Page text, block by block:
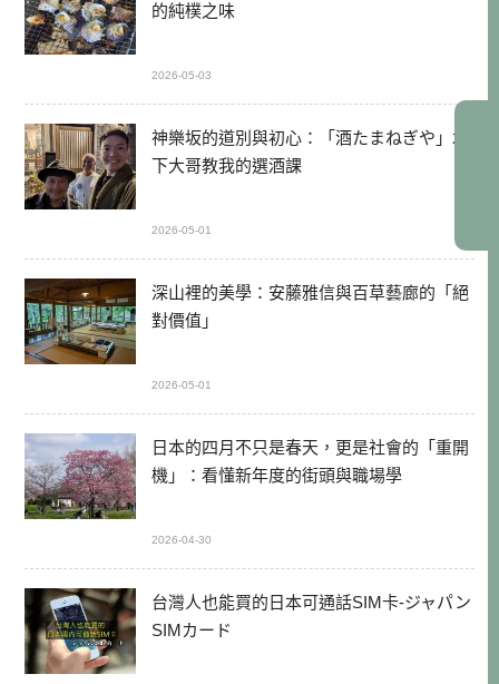
的純樸之味
2026-05-03
神樂坂的道別與初心：「酒たまねぎや」木
下大哥教我的選酒課
2026-05-01
深山裡的美學：安藤雅信與百草藝廊的「絕
對價值」
2026-05-01
日本的四月不只是春天，更是社會的「重開
機」：看懂新年度的街頭與職場學
2026-04-30
台灣人也能買的日本可通話SIM卡-ジャパン
SIMカード